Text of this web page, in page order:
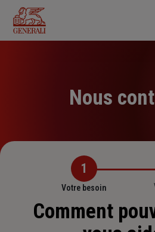
contenu
principal
Nous
1
Votre besoin
Comment